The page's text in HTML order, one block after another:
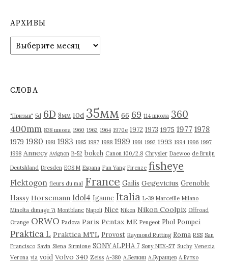
АРХИВЫ
р
в
СЛОВА
"Призыв" 5d 6D 8мм 10d 35мм 66 69 114 школа 360
400mm 838 школа 1960 1962 1964 1970е 1972 1973 1975 1977 1978
1979 1980 1981 1983 1985 1987 1988 1989 1991 1992 1993 1994 1996 1997
1998 Annecy Avignon B-52 bokeh Canon 100/2.8 Chrysler Daewoo de Bruijn
Deutshland Dresden EOS M Espana Fan Yang Firenze fisheye
Flektogon fleurs du mal France Gailis Gegevicius Grenoble
Hassy Horsemann Idol4 Igaune Italia L-39 Marceille Milano
Minolta dimage 7i Montblanc Napoli Nice Nikon Nikon Coolpix Offroad
Orange ORWO Padova Paris Pentax ME Peugeot Phol Pompei
Praktica L Praktica MTL Provost Raymond Rutting Roma RSS San
Francisco Savin Siena Sirmione SONY ALPHA 7 Sony NEX-5T Suchy Venezia
Verona via void Volvo 340 Zeiss А-380 А.Белкин А.Буранцев А.Бутко